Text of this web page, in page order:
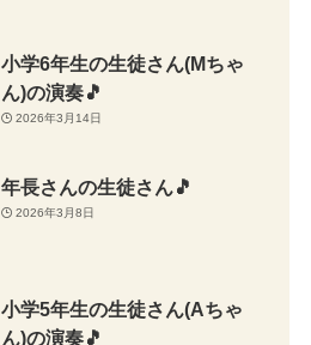
小学6年生の生徒さん(Mちゃ
ん)の演奏🎵
2026年3月14日
年長さんの生徒さん🎵
2026年3月8日
小学5年生の生徒さん(Aちゃ
ん)の演奏🎵